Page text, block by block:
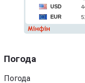
Погода
Погода